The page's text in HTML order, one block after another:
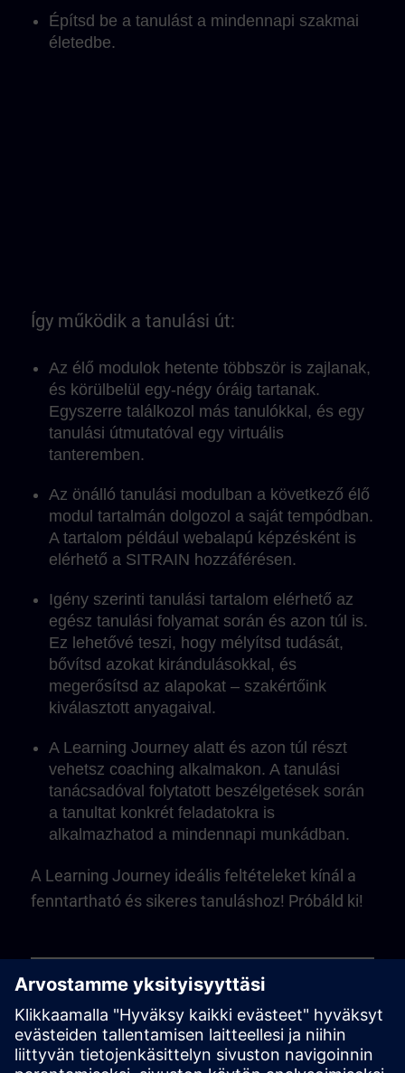
Építsd be a tanulást a mindennapi szakmai
életedbe.
Így működik a tanulási út:
Az élő modulok hetente többször is zajlanak,
és körülbelül egy-négy óráig tartanak.
Egyszerre találkozol más tanulókkal, és egy
tanulási útmutatóval egy virtuális
tanteremben.
Az önálló tanulási modulban a következő élő
modul tartalmán dolgozol a saját tempódban.
A tartalom például webalapú képzésként is
elérhető a SITRAIN hozzáférésen.
Igény szerinti tanulási tartalom elérhető az
egész tanulási folyamat során és azon túl is.
Ez lehetővé teszi, hogy mélyítsd tudását,
bővítsd azokat kirándulásokkal, és
megerősítsd az alapokat – szakértőink
kiválasztott anyagaival.
A Learning Journey alatt és azon túl részt
vehetsz coaching alkalmakon. A tanulási
tanácsadóval folytatott beszélgetések során
a tanultat konkrét feladatokra is
alkalmazhatod a mindennapi munkádban.
A Learning Journey ideális feltételeket kínál a
fenntartható és sikeres tanuláshoz! Próbáld ki!